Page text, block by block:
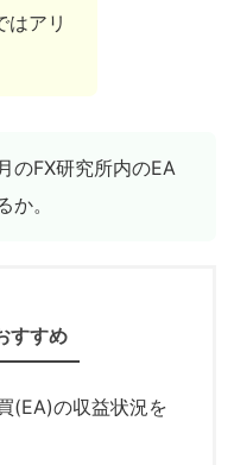
はアリ
のFX研究所内のEA
か。
すすめ
(EA)の収益状況を